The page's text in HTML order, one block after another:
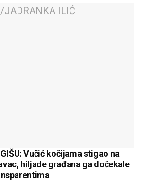
Vučić kočijama stigao na
hiljade građana ga dočekale